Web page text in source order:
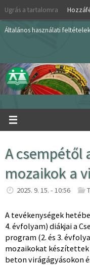
Skip
content
Ugrás a tartalomra
Általános használati
A csempétől
mozaikok a
2025. 9. 15. - 10:56
A tevékenységek
4. évfolyam) diákjai a
program (2. és 3.
mozaikokat
beton virágágyásokon